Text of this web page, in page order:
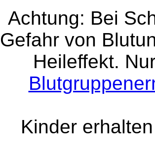
Achtung: Bei
Gefahr von
Heileffekt.
Kinder